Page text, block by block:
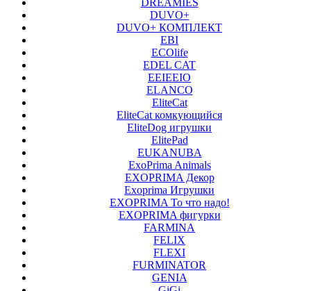
DUVO+
DUVO+ КОМПЛЕКТ
EBI
ECOlife
EDEL CAT
EEIEEIO
ELANCO
EliteCat
EliteCat комкующийся
EliteDog игрушки
ElitePad
EUKANUBA
ExoPrima Animals
EXOPRIMA Декор
Exoprima Игрушки
EXOPRIMA То что надо!
EXOPRIMA фигурки
FARMINA
FELIX
FLEXI
FURMINATOR
GENIA